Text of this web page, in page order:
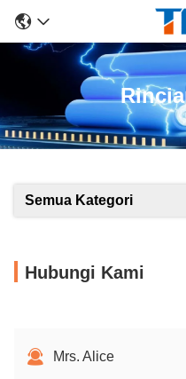
Semua Kategori
Hubungi Kami
Mrs. Alice